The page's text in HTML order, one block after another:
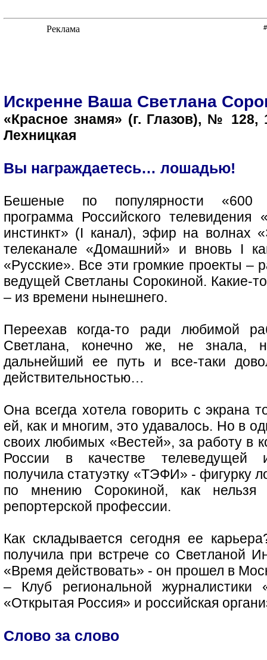
Искренне Ваша Светлана
«Красное знамя» (г. Глазов), №
Лехницкая
Вы награждаетесь… лошадью!
Бешеные по популярности «600
программа Российского
инстинкт» (I канал), эфир на волнах
телеканале «Домашний» и вновь I
«Русские». Все эти громкие проекты –
ведущей Светланы Сорокиной. Какие-
– из времени нынешнего.
Переехав когда-то ради любимой
Светлана, конечно же, не знала,
дальнейший ее путь и все-таки
действительностью…
Она всегда хотела говорить с экрана
ей, как и многим, это удавалось. Но в
своих любимых «Вестей», за работу в
России в качестве телеведущей
получила статуэтку «ТЭФИ» - фигурку
по мнению Сорокиной, как нельзя
репортерской профессии.
Как складывается сегодня ее
получила при встрече со Светланой
«Время действовать» - он прошел в
– Клуб региональной
«Открытая Россия» и российская
Слово за слово